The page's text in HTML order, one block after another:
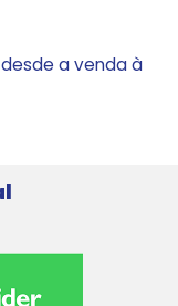
a venda à